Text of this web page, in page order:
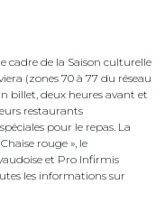
cadre de la Saison culturelle
(zones 70 à 77 du réseau
billet, deux heures avant et
restaurants
pour le repas. La
rouge », le
et Pro Infirmis
les informations sur